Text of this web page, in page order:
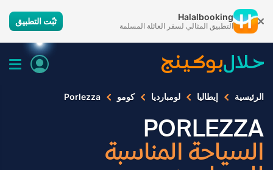
Halalbooking
التطبيق المثالي لسفر العائلة المسلمة ثبّت التطبيق
الرئيسية إيطاليا لومبارديا كومو Porlezza
PORLEZZA
السياحة المناسبة